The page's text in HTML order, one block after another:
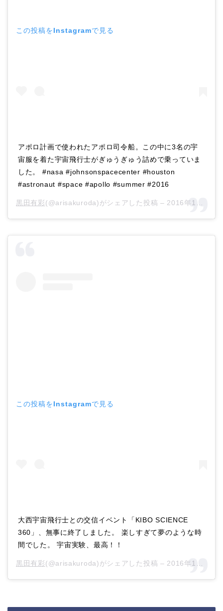
この投稿をInstagramで見る
アポロ計画で使われたアポロ司令船。この中に3名の宇
宙服を着た宇宙飛行士がぎゅうぎゅう詰めで乗っていま
した。 #nasa #johnsonspacecenter #houston
#astronaut #space #apollo #summer #2016
黒田有彩(@arisakuroda)がシェアした投稿 – 2016年12月月17日午後7時11分PST
この投稿をInstagramで見る
大西宇宙飛行士との交信イベント「KIBO SCIENCE
360」、無事に終了しました。 楽しすぎて夢のような時
間でした。 宇宙実験、最高！！
黒田有彩(@arisakuroda)がシェアした投稿 – 2016年10月月26日午前6時14分PDT